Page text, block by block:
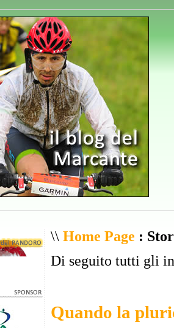
\\ Home Page :
Di seguito tutti gli
Quando la